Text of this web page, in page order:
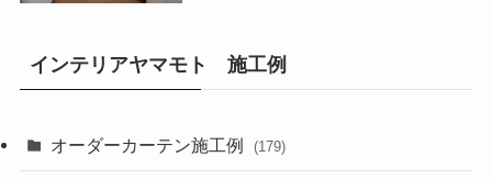
インテリアヤマモト 施工例
オーダーカーテン施工例 (179)